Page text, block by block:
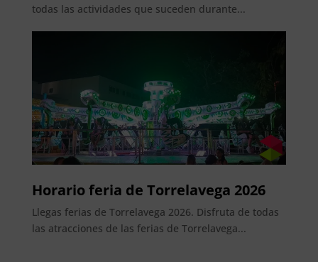
todas las actividades que suceden durante...
Horario feria de Torrelavega 2026
Llegas ferias de Torrelavega 2026. Disfruta de todas
las atracciones de las ferias de Torrelavega...